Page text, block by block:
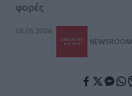
φορές
05.05.2024
NEWSROOM